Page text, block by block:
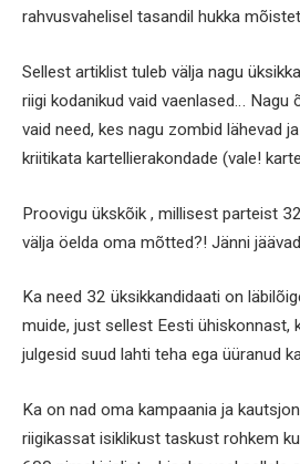
rahvusvahelisel tasandil hukka
Sellest artiklist tuleb välja nagu
riigi kodanikud vaid vaenlased… Nagu
vaid need, kes nagu zombid lähevad
kriitikata kartellierakondade (vale!
Proovigu ükskõik , millisest parteist
välja öelda oma mõtted?! Jänni
Ka need 32 üksikkandidaati on
muide, just sellest Eesti ühiskonnast,
julgesid suud lahti teha ega üüranud
Ka on nad oma kampaania ja
riigikassat isiklikust taskust rohkem